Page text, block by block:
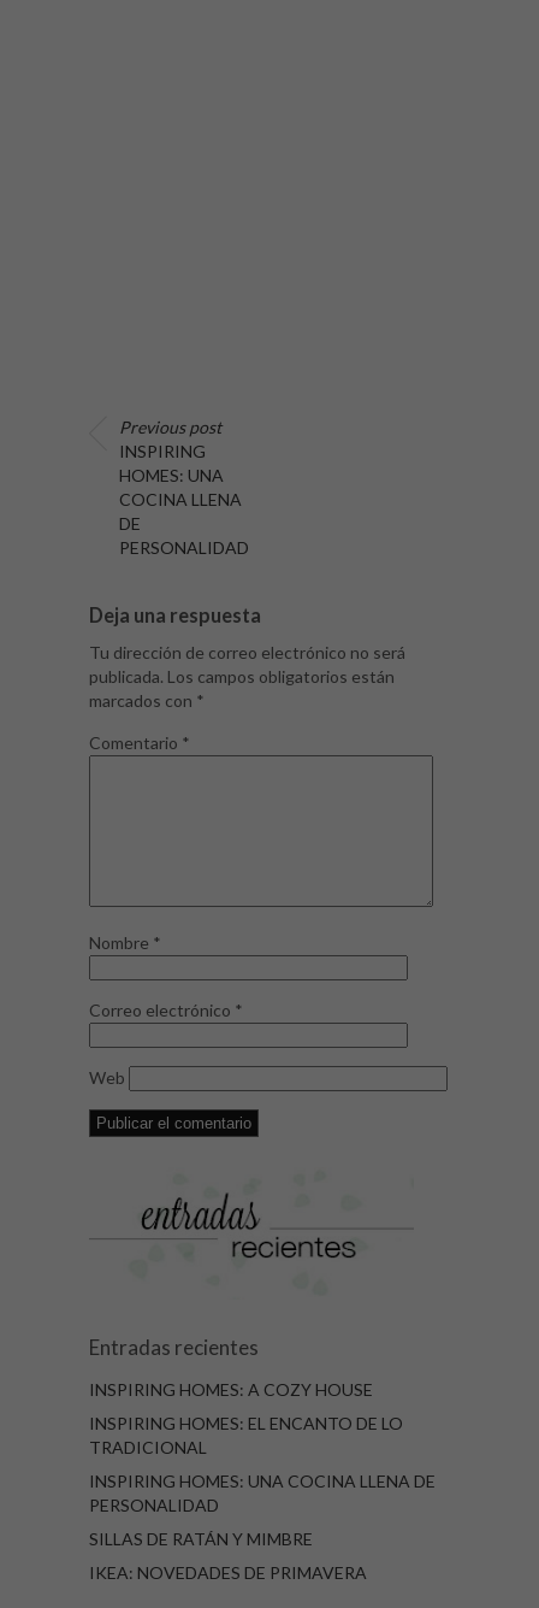
Previous post
INSPIRING
HOMES: UNA
COCINA LLENA
DE
PERSONALIDAD
Deja una respuesta
Tu dirección de correo electrónico no será
publicada. Los campos obligatorios están
marcados con *
Comentario *
Nombre *
Correo electrónico *
Web
Entradas recientes
INSPIRING HOMES: A COZY HOUSE
INSPIRING HOMES: EL ENCANTO DE LO
TRADICIONAL
INSPIRING HOMES: UNA COCINA LLENA DE
PERSONALIDAD
SILLAS DE RATÁN Y MIMBRE
IKEA: NOVEDADES DE PRIMAVERA